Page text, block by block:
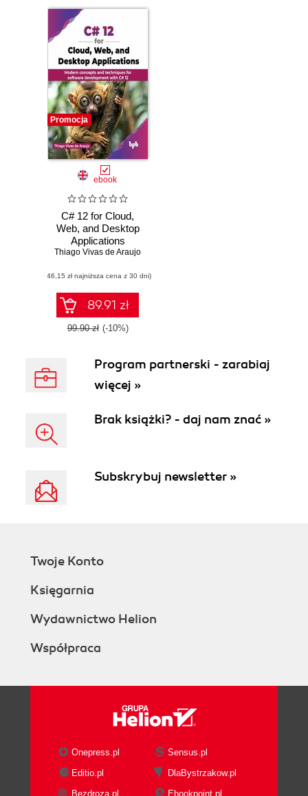
Promocja
ebook
C# 12 for Cloud,
Web, and Desktop
Applications
Thiago Vivas de Araujo
(46,15 zł najniższa cena z 30 dni)
89.91 zł
99.90 zł (-10%)
Program partnerski - zarabiaj
więcej »
Brak książki? - daj nam znać »
Subskrybuj newsletter »
Twoje Konto
Księgarnia
Wydawnictwo Helion
Współpraca
Onepress.pl
Sensus.pl
Editio.pl
DlaBystrzakow.pl
Bezdroza.pl
Ebookpoint.pl